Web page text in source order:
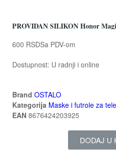
PROVIDAN SILIKON Honor
600 RSDSa PDV-om
Dostupnost: U radnji i online
Brand OSTALO
Kategorija Maske i futrole za
EAN 8676424203925
DODAJ U